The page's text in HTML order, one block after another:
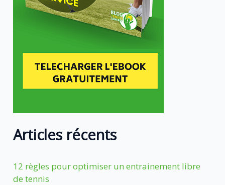
Articles récents
12 règles pour optimiser un entrainement libre
de tennis